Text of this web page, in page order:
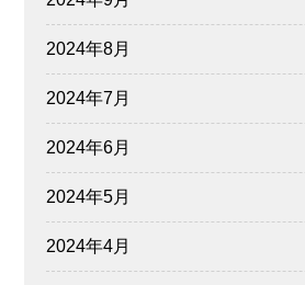
2024年8月
2024年7月
2024年6月
2024年5月
2024年4月